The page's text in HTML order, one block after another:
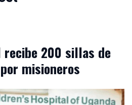
200 sillas de
misioneros